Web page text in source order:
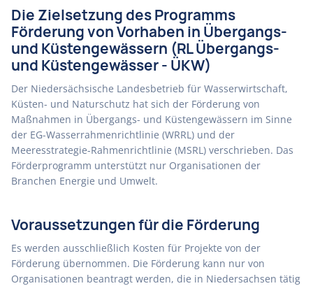
Die Zielsetzung des Programms
Förderung von Vorhaben in Übergangs-
und Küstengewässern (RL Übergangs-
und Küstengewässer - ÜKW)
Der Niedersächsische Landesbetrieb für Wasserwirtschaft,
Küsten- und Naturschutz hat sich der Förderung von
Maßnahmen in Übergangs- und Küstengewässern im Sinne
der EG-Wasserrahmenrichtlinie (WRRL) und der
Meeresstrategie-Rahmenrichtlinie (MSRL) verschrieben. Das
Förderprogramm unterstützt nur Organisationen der
Branchen Energie und Umwelt.
Voraussetzungen für die Förderung
Es werden ausschließlich Kosten für Projekte von der
Förderung übernommen. Die Förderung kann nur von
Organisationen beantragt werden, die in Niedersachsen tätig